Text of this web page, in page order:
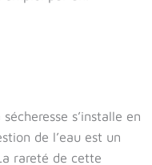
s’installe en
de l’eau est un
rareté de cette